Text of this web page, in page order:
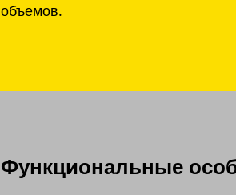
объемов.
Функциональные